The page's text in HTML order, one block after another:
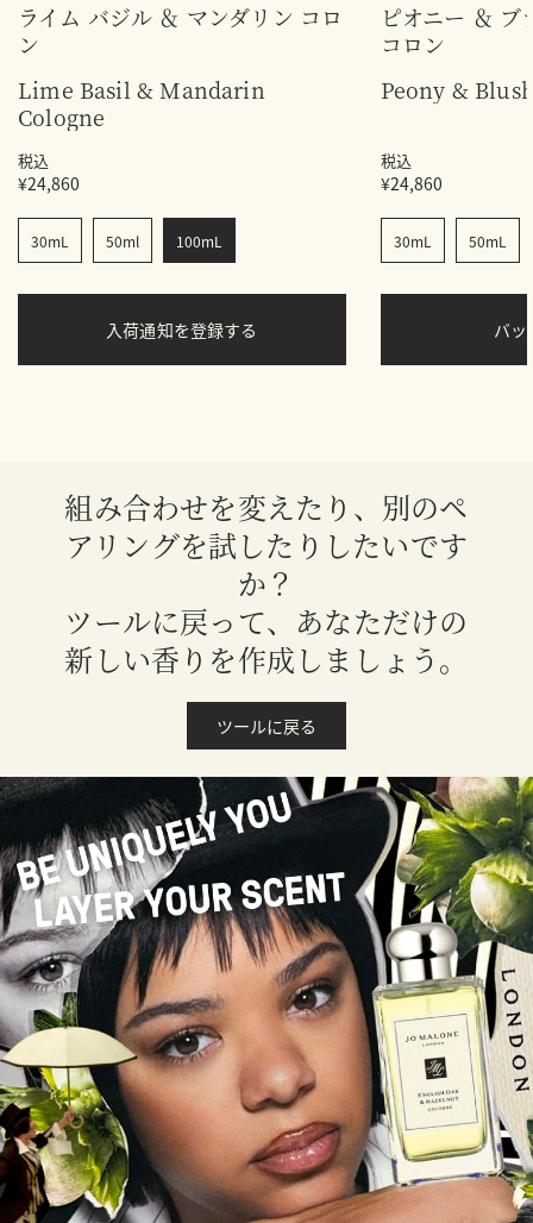
ライム バジル ＆ マンダリン コロ
ン
Lime Basil & Mandarin
Cologne
税込
¥24,860
30mL 50ml 100mL
入荷通知を登録する
ピオニー ＆ ブ
コロン
Peony &
税込
¥24,860
30mL 50mL
バ
組み合わせを変えたり、別のペ
アリングを試したりしたいです
か？
ツールに戻って、あなただけの
新しい香りを作成しましょう。
ツールに戻る